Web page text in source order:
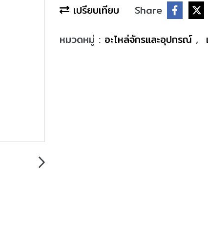
เปรียบเทียบ
Share
หมวดหมู่ : อะไหล่จักรและอุปกรณ์ ,